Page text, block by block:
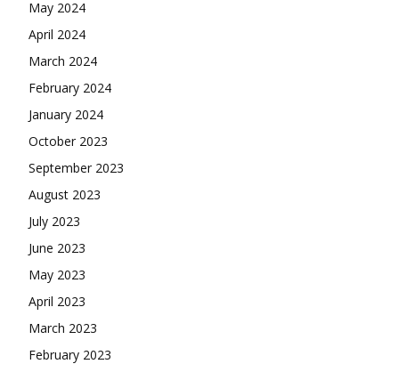
May 2024
April 2024
March 2024
February 2024
January 2024
October 2023
September 2023
August 2023
July 2023
June 2023
May 2023
April 2023
March 2023
February 2023